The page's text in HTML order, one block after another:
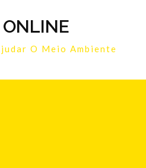
ONLINE
O Meio Ambiente